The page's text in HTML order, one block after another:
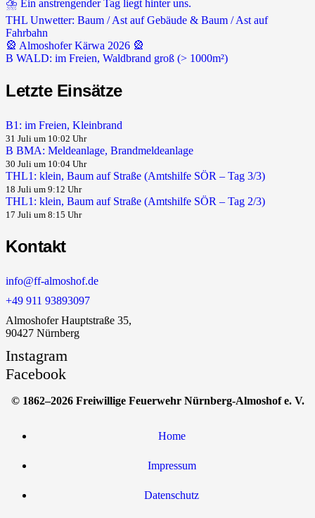
⛈️ Ein anstrengender Tag liegt hinter uns.
THL Unwetter: Baum / Ast auf Gebäude & Baum / Ast auf
Fahrbahn
🎡 Almoshofer Kärwa 2026 🎡
B WALD: im Freien, Waldbrand groß (> 1000m²)
Letzte Einsätze
B1: im Freien, Kleinbrand
31 Juli um 10:02 Uhr
B BMA: Meldeanlage, Brandmeldeanlage
30 Juli um 10:04 Uhr
THL1: klein, Baum auf Straße (Amtshilfe SÖR – Tag 3/3)
18 Juli um 9:12 Uhr
THL1: klein, Baum auf Straße (Amtshilfe SÖR – Tag 2/3)
17 Juli um 8:15 Uhr
Kontakt
info@ff-almoshof.de
+49 911 93893097
Almoshofer Hauptstraße 35,
90427 Nürnberg
Instagram
Facebook
© 1862–2026 Freiwillige Feuerwehr Nürnberg-Almoshof e. V.
Home
Impressum
Datenschutz